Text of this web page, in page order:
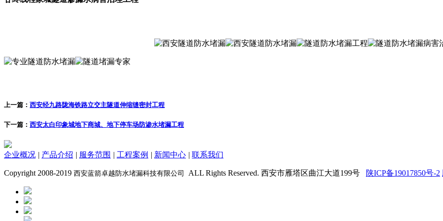
上一篇： 西安经九路陇海铁路立交主隧道伸缩缝密封工程
下一篇： 西安太白印象城地下商城、地下停车场防渗水堵漏工程
企业概况 | 产品介绍 | 服务范围 | 工程案例 | 新闻中心 | 联系我们
Copyright 2008-2019 西安蓝箭卓越防水堵漏科技有限公司 ALL Rights Reserved. 西安市雁塔区曲江大道199号 陕ICP备19017850号-2